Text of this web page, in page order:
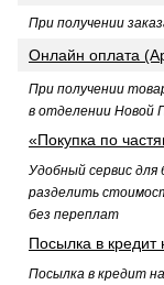
При получении
Онлайн оплата
При получении
в отделении Новой
«Покупка по
Удобный сервис для
разделить
без переплат
Посылка в кредит
Посылка в кредит